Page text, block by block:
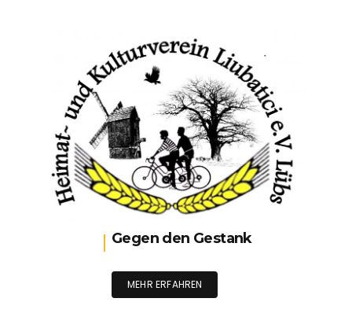
Gegen den Gestank
MEHR ERFAHREN